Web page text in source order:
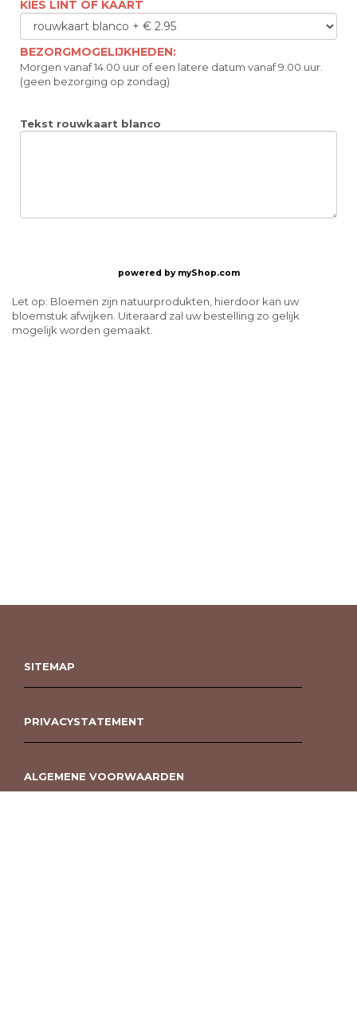
KIES LINT OF KAART
BEZORGMOGELIJKHEDEN:
Morgen vanaf 14.00 uur of een latere datum vanaf 9.00 uur.
(geen bezorging op zondag)
Tekst rouwkaart blanco
powered by myShop.com
Let op: Bloemen zijn natuurprodukten, hierdoor kan uw
bloemstuk afwijken. Uiteraard zal uw bestelling zo gelijk
mogelijk worden gemaakt.
SITEMAP
PRIVACYSTATEMENT
ALGEMENE VOORWAARDEN